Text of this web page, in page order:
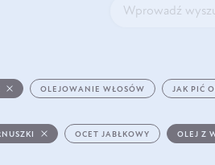
OLEJOWANIE WŁOSÓW JAK PIĆ
OCET JABŁKOWY OLEJ Z